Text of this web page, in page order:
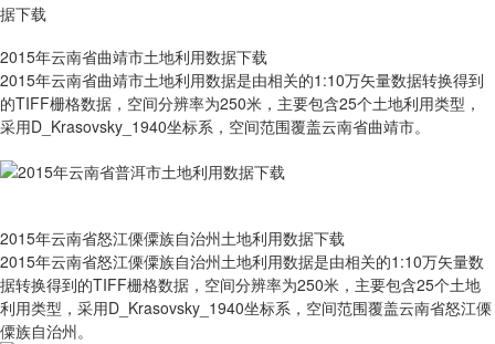
2015年云南省曲靖市土地利用数据下载
2015年云南省曲靖市土地利用数据是由相关的1:10万矢量数据转换得到
的TIFF栅格数据，空间分辨率为250米，主要包含25个土地利用类型，
采用D_Krasovsky_1940坐标系，空间范围覆盖云南省曲靖市。
2015年云南省怒江傈僳族自治州土地利用数据下载
2015年云南省怒江傈僳族自治州土地利用数据是由相关的1:10万矢量数
据转换得到的TIFF栅格数据，空间分辨率为250米，主要包含25个土地
利用类型，采用D_Krasovsky_1940坐标系，空间范围覆盖云南省怒江傈
僳族自治州。